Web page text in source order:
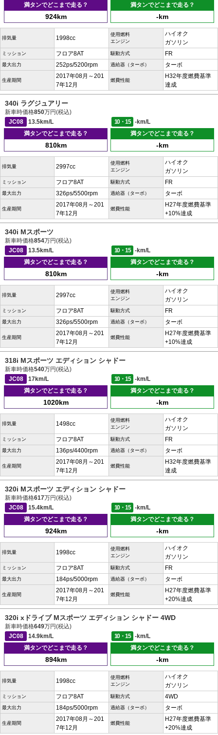
満タンでどこまで走る？
924km
満タンでどこまで走る？
-km
排気量 1998cc
使用燃料
エンジン
ハイオク
ガソリン
ミッション フロア8AT 駆動方式 FR
最大出力 252ps/5200rpm 過給器（ターボ） ターボ
生産期間
2017年08月～201
7年12月
燃費性能
H32年度燃費基準
達成
340i ラグジュアリー
新車時価格850万円(税込)
JC08
13.5km/L 10・15
-km/L
満タンでどこまで走る？
810km
満タンでどこまで走る？
-km
排気量 2997cc
使用燃料
エンジン
ハイオク
ガソリン
ミッション フロア8AT 駆動方式 FR
最大出力 326ps/5500rpm 過給器（ターボ） ターボ
生産期間
2017年08月～201
7年12月
燃費性能
H27年度燃費基準
+10%達成
340i Mスポーツ
新車時価格854万円(税込)
JC08
13.5km/L 10・15
-km/L
満タンでどこまで走る？
810km
満タンでどこまで走る？
-km
排気量 2997cc
使用燃料
エンジン
ハイオク
ガソリン
ミッション フロア8AT 駆動方式 FR
最大出力 326ps/5500rpm 過給器（ターボ） ターボ
生産期間
2017年08月～201
7年12月
燃費性能
H27年度燃費基準
+10%達成
318i Mスポーツ エディション シャドー
新車時価格540万円(税込)
JC08
17km/L 10・15
-km/L
満タンでどこまで走る？
1020km
満タンでどこまで走る？
-km
排気量 1498cc
使用燃料
エンジン
ハイオク
ガソリン
ミッション フロア8AT 駆動方式 FR
最大出力 136ps/4400rpm 過給器（ターボ） ターボ
生産期間
2017年08月～201
7年12月
燃費性能
H32年度燃費基準
達成
320i Mスポーツ エディション シャドー
新車時価格617万円(税込)
JC08
15.4km/L 10・15
-km/L
満タンでどこまで走る？
924km
満タンでどこまで走る？
-km
排気量 1998cc
使用燃料
エンジン
ハイオク
ガソリン
ミッション フロア8AT 駆動方式 FR
最大出力 184ps/5000rpm 過給器（ターボ） ターボ
生産期間
2017年08月～201
7年12月
燃費性能
H27年度燃費基準
+20%達成
320i xドライブ Mスポーツ エディション シャドー 4WD
新車時価格649万円(税込)
JC08
14.9km/L 10・15
-km/L
満タンでどこまで走る？
894km
満タンでどこまで走る？
-km
排気量 1998cc
使用燃料
エンジン
ハイオク
ガソリン
ミッション フロア8AT 駆動方式 4WD
最大出力 184ps/5000rpm 過給器（ターボ） ターボ
生産期間
2017年08月～201
7年12月
燃費性能
H27年度燃費基準
+20%達成